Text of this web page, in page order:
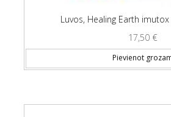
Luvos, Healing Earth
17,50 €
Pievienot